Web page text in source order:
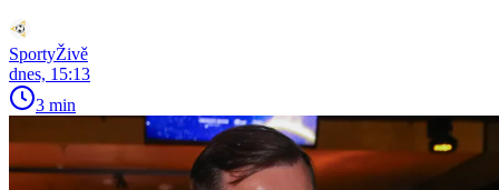
SportyŽivě
dnes, 15:13
3 min